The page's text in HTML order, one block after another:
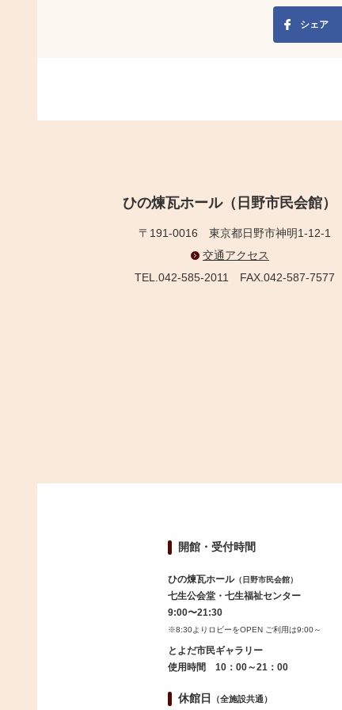
シェア
ひの煉瓦ホール（日野市民会館）
〒191-0016 東京都日野市神明1-12-1
交通アクセス
TEL.042-585-2011 FAX.042-587-7577
開館・受付時間
ひの煉瓦ホール（日野市民会館）
七生公会堂・七生福祉センター
9:00〜21:30
※8:30よりロビーをOPEN ご利用は9:00～
とよだ市民ギャラリー
使用時間 10：00～21：00
休館日 （全施設共通）